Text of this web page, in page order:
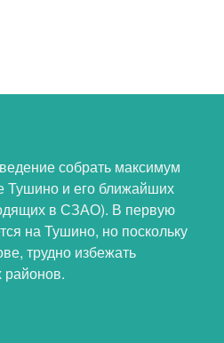
собрать максимум
Тушино и его ближайших
в СЗАО). В первую
на Тушино, но поскольку
трудно избежать
районов.